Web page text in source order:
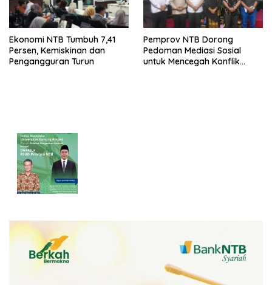
Ekonomi NTB Tumbuh 7,41
Persen, Kemiskinan dan
Pengangguran Turun
Pemprov NTB Dorong
Pedoman Mediasi Sosial
untuk Mencegah Konflik